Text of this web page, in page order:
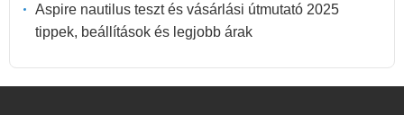
Aspire nautilus teszt és vásárlási útmutató 2025
tippek, beállítások és legjobb árak